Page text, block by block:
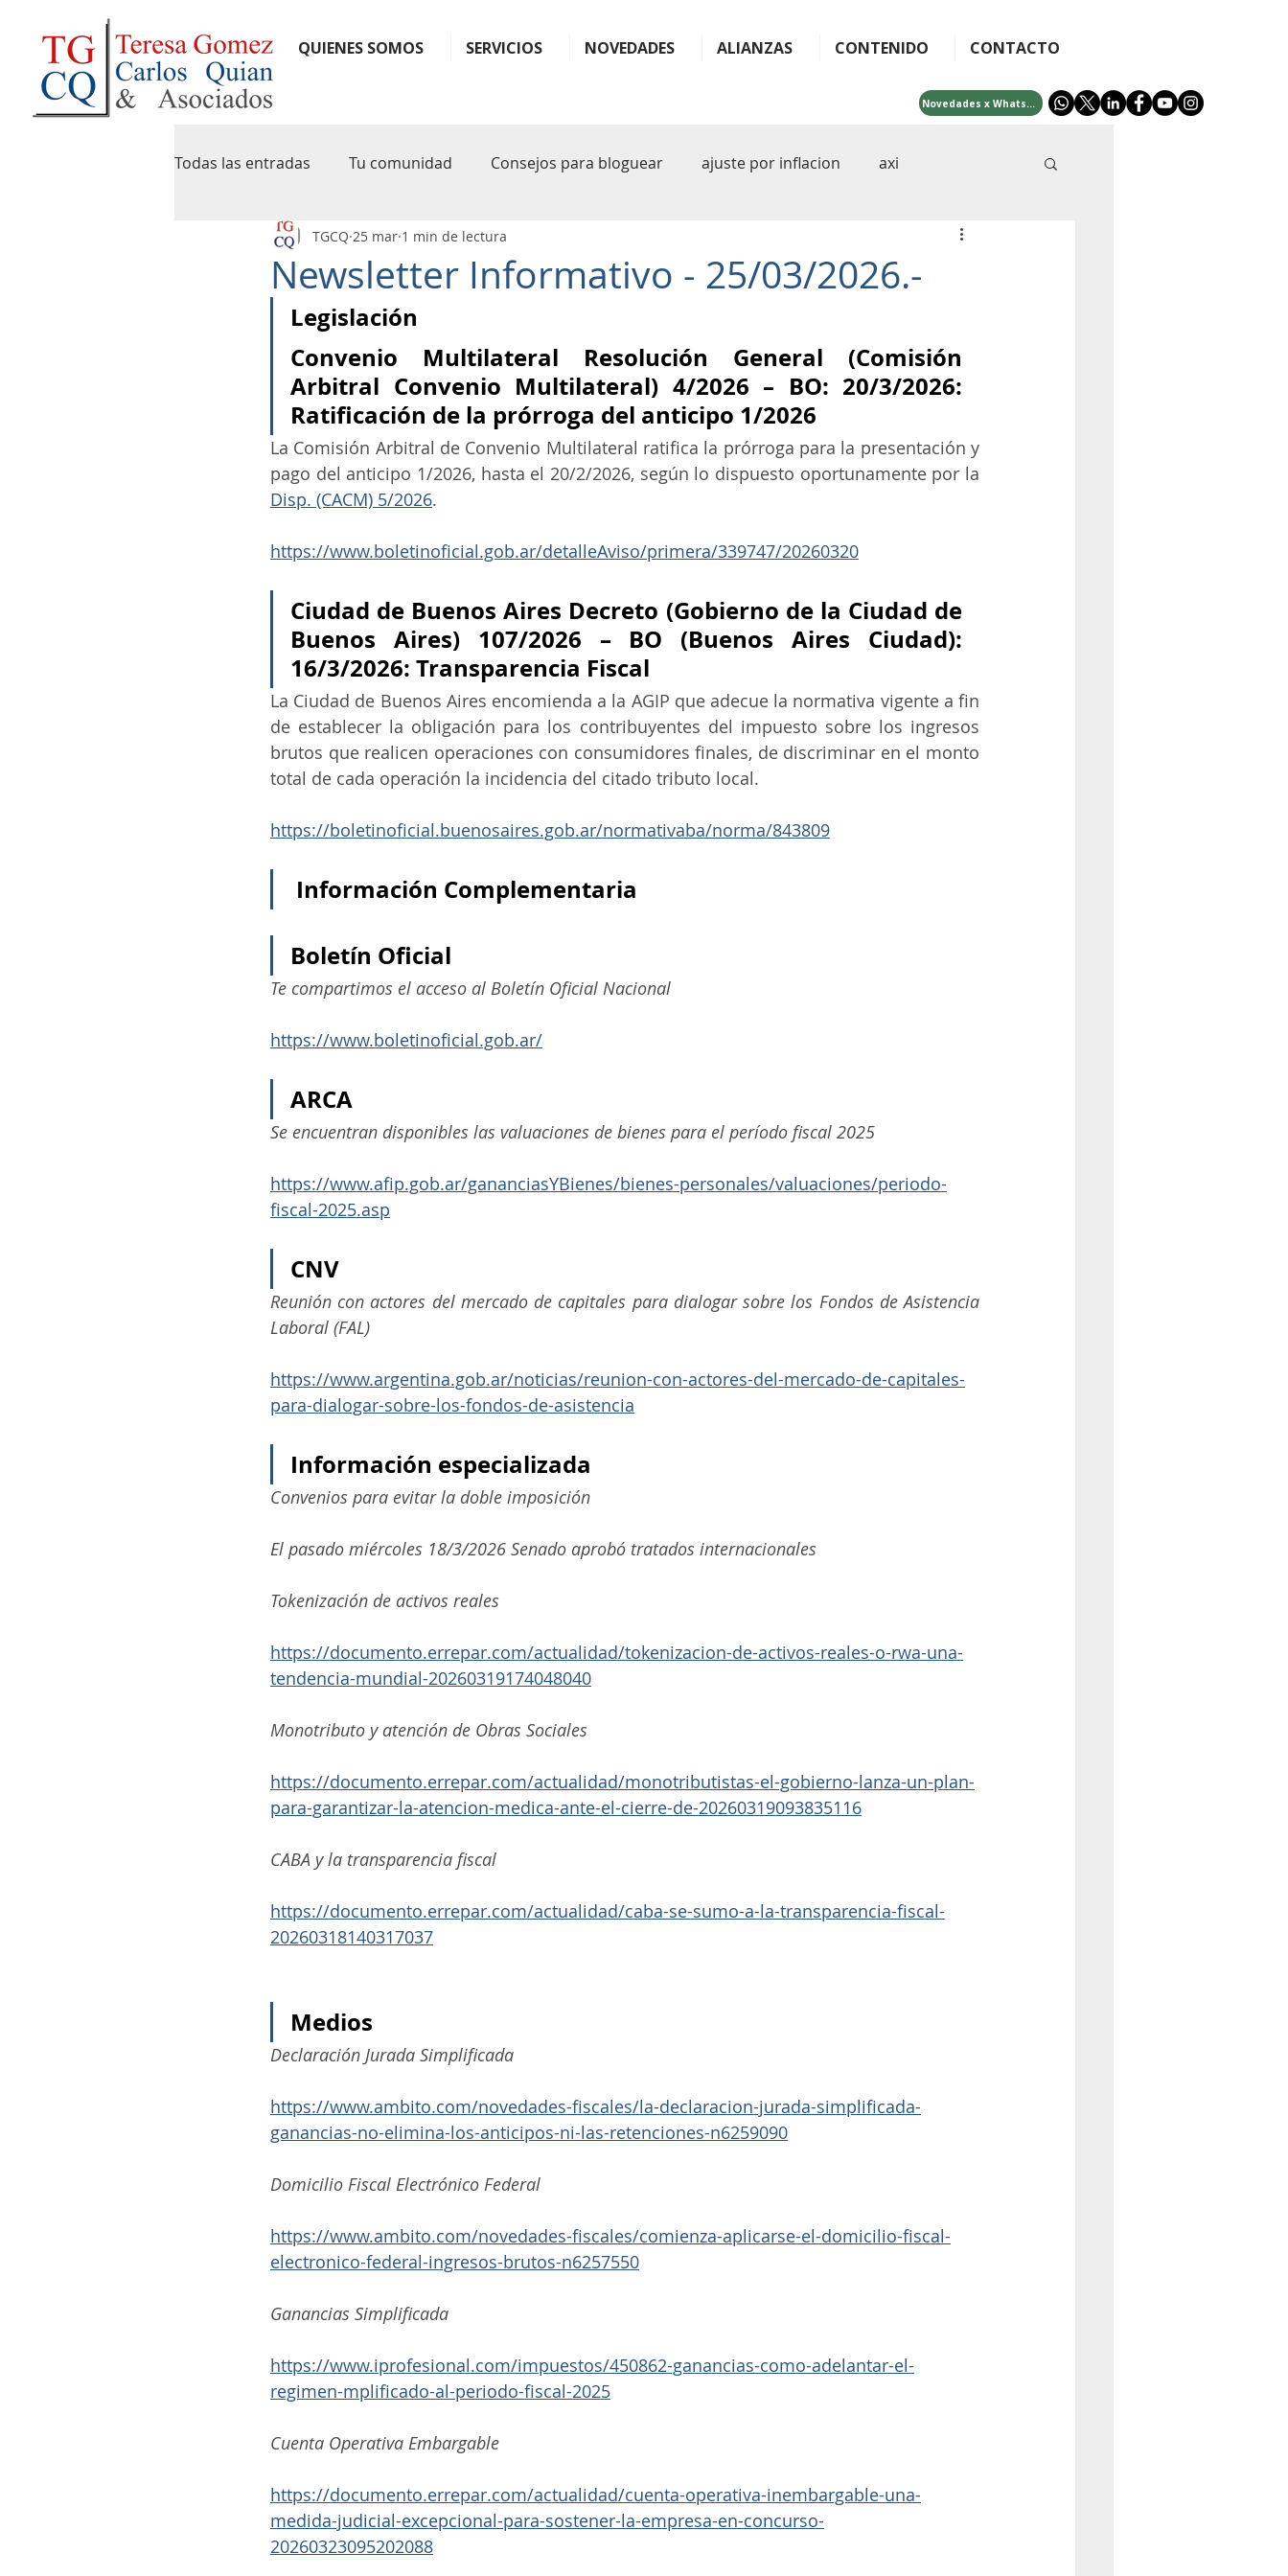
QUIENES SOMOS SERVICIOS NOVEDADES ALIANZAS CONTENIDO CONTACTO
Novedades x WhatsApp
Todas las entradas Tu comunidad Consejos para bloguear ajuste por inflacion axi
notas de credito newsletter monotributo
agip caba
precios de transferencia rg 1122 arba iva inteligencia artificial fintech
ai COVID-19 tecnologia
Newsletter Informativo - 25/03/2026.-
TGCQ 25 mar 1 min de lectura
Legislación
Convenio Multilateral Resolución General (Comisión
Arbitral Convenio Multilateral) 4/2026 – BO: 20/3/2026:
Ratificación de la prórroga del anticipo 1/2026
La Comisión Arbitral de Convenio Multilateral ratifica la prórroga para la presentación y
Disp. (CACM) 5/2026.
https://www.boletinoficial.gob.ar/detalleAviso/primera/339747/20260320
Ciudad de Buenos Aires Decreto (Gobierno de la Ciudad de
Buenos Aires) 107/2026 – BO (Buenos Aires Ciudad):
16/3/2026: Transparencia Fiscal
La Ciudad de Buenos Aires encomienda a la AGIP que adecue la normativa vigente a fin
de establecer la obligación para los contribuyentes del impuesto sobre los ingresos
brutos que realicen operaciones con consumidores finales, de discriminar en el monto
total de cada operación la incidencia del citado tributo local.
https://boletinoficial.buenosaires.gob.ar/normativaba/norma/843809
Información Complementaria
Boletín Oficial
Te compartimos el acceso al Boletín Oficial Nacional
https://www.boletinoficial.gob.ar/
ARCA
Se encuentran disponibles las valuaciones de bienes para el período fiscal 2025
https://www.afip.gob.ar/gananciasYBienes/bienes-personales/valuaciones/periodo-
fiscal-2025.asp
CNV
Reunión con actores del mercado de capitales para dialogar sobre los Fondos de Asistencia
Laboral (FAL)
https://www.argentina.gob.ar/noticias/reunion-con-actores-del-mercado-de-capitales-
para-dialogar-sobre-los-fondos-de-asistencia
Información especializada
Convenios para evitar la doble imposición
El pasado miércoles 18/3/2026 Senado aprobó tratados internacionales
Tokenización de activos reales
https://documento.errepar.com/actualidad/tokenizacion-de-activos-reales-o-rwa-una-
tendencia-mundial-20260319174048040
Monotributo y atención de Obras Sociales
https://documento.errepar.com/actualidad/monotributistas-el-gobierno-lanza-un-plan-
para-garantizar-la-atencion-medica-ante-el-cierre-de-20260319093835116
CABA y la transparencia fiscal
https://documento.errepar.com/actualidad/caba-se-sumo-a-la-transparencia-fiscal-
20260318140317037
Medios
Declaración Jurada Simplificada
https://www.ambito.com/novedades-fiscales/la-declaracion-jurada-simplificada-
ganancias-no-elimina-los-anticipos-ni-las-retenciones-n6259090
Domicilio Fiscal Electrónico Federal
https://www.ambito.com/novedades-fiscales/comienza-aplicarse-el-domicilio-fiscal-
electronico-federal-ingresos-brutos-n6257550
Ganancias Simplificada
https://www.iprofesional.com/impuestos/450862-ganancias-como-adelantar-el-
regimen-mplificado-al-periodo-fiscal-2025
Cuenta Operativa Embargable
https://documento.errepar.com/actualidad/cuenta-operativa-inembargable-una-
medida-judicial-excepcional-para-sostener-la-empresa-en-concurso-
20260323095202088